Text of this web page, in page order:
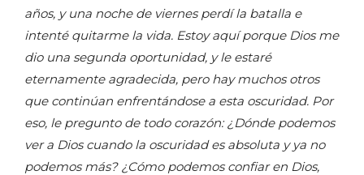
años, y una noche de viernes perdí la batalla e
intenté quitarme la vida. Estoy aquí porque Dios me
dio una segunda oportunidad, y le estaré
eternamente agradecida, pero hay muchos otros
que continúan enfrentándose a esta oscuridad. Por
eso, le pregunto de todo corazón: ¿Dónde podemos
ver a Dios cuando la oscuridad es absoluta y ya no
podemos más? ¿Cómo podemos confiar en Dios,